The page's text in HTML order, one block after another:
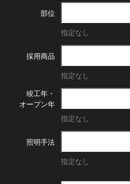
部位
指定なし
採用商品
指定なし
竣工年・
オープン年
指定なし
照明手法
指定なし